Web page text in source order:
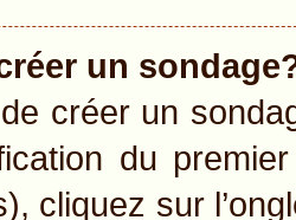
un
créer un
du
cliquez sur